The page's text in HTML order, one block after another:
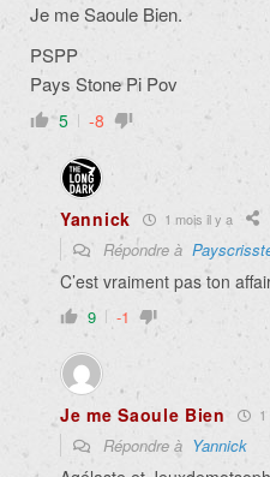
Je me Saoule Bien.
PSPP
Pays Stone Pi Pov
5 -8
Yannick 1 mois il y a
Répondre à
C’est vraiment pas ton
9 -1
Je me Saoule Bien
Répondre à Yannick